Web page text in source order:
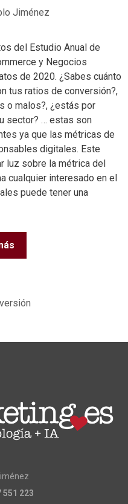
Jiménez
del Estudio Anual de
y Negocios
de 2020. ¿Sabes cuánto
tus ratios de conversión?,
o malos?, ¿estás por
sector? … estas son
ya que las métricas de
digitales. Este
luz sobre la métrica del
cualquier interesado en el
puede tener una
551 223